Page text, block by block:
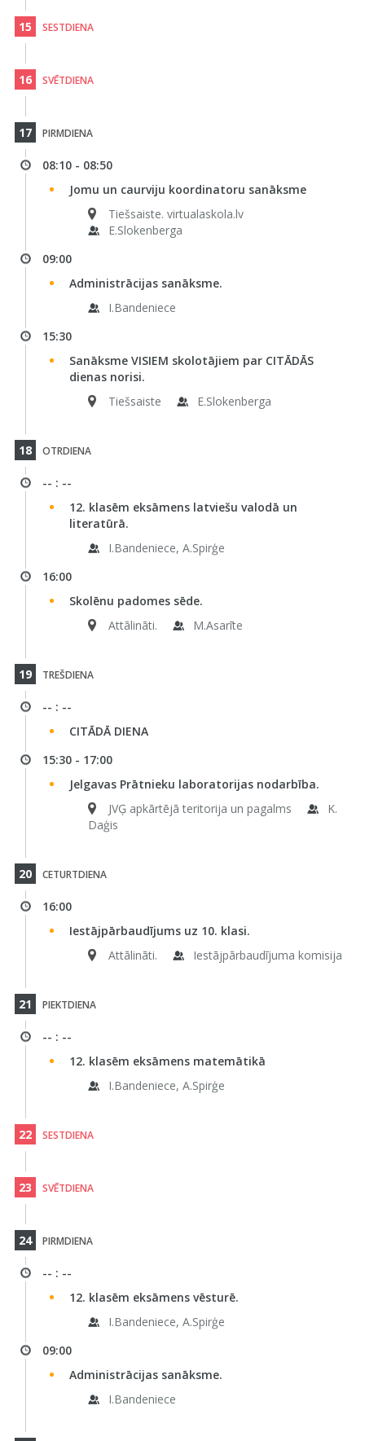
15 SESTDIENA
16 SVĒTDIENA
17 PIRMDIENA
08:10 - 08:50
Jomu un caurviju koordinatoru sanāksme
Tiešsaiste. virtualaskola.lv
E.Slokenberga
09:00
Administrācijas sanāksme.
I.Bandeniece
15:30
Sanāksme VISIEM skolotājiem par CITĀDĀS
dienas norisi.
Tiešsaiste
E.Slokenberga
18 OTRDIENA
-- : --
12. klasēm eksāmens latviešu valodā un
literatūrā.
I.Bandeniece, A.Spirģe
16:00
Skolēnu padomes sēde.
Attālināti.
M.Asarīte
19 TREŠDIENA
-- : --
CITĀDĀ DIENA
15:30 - 17:00
Jelgavas Prātnieku laboratorijas nodarbība.
JVĢ apkārtējā teritorija un pagalms
K.
Daģis
20 CETURTDIENA
16:00
Iestājpārbaudījums uz 10. klasi.
Attālināti.
Iestājpārbaudījuma komisija
21 PIEKTDIENA
-- : --
12. klasēm eksāmens matemātikā
I.Bandeniece, A.Spirģe
22 SESTDIENA
23 SVĒTDIENA
24 PIRMDIENA
-- : --
12. klasēm eksāmens vēsturē.
I.Bandeniece, A.Spirģe
09:00
Administrācijas sanāksme.
I.Bandeniece